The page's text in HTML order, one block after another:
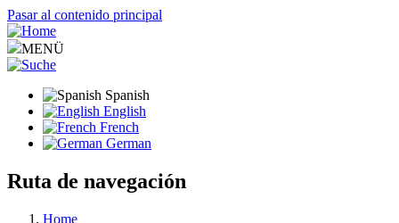
Pasar al contenido principal
MENÜ
Spanish
English
French
German
Ruta de navegación
Home